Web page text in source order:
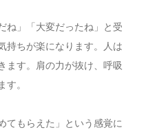
ね」「大変だったね」と受
持ちが楽になります。人は
ます。肩の力が抜け、呼吸
。
てもらえた」という感覚に